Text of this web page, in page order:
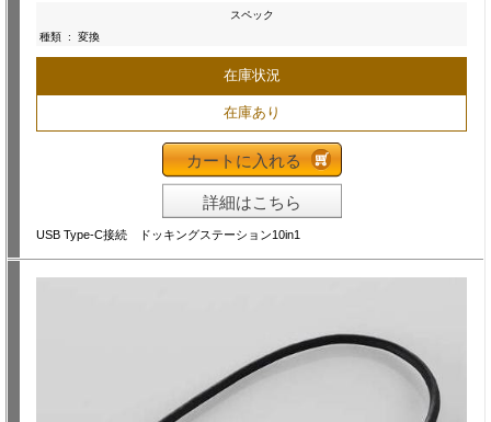
スペック
種類 : 変換
在庫状況
在庫あり
カートに入れる
詳細はこちら
USB Type-C接続 ドッキングステーション10in1